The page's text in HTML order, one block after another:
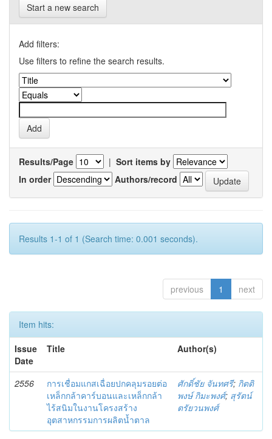
Start a new search
Add filters:
Use filters to refine the search results.
Results/Page | Sort items by
In order
Authors/record
Results 1-1 of 1 (Search time: 0.001 seconds).
previous 1 next
Item hits:
Issue
Date
Title Author(s)
2556
การเชื่อมแกสเฉื่อยปกคลุมรอยต่อ
เหล็กกล้าคาร์บอนและเหล็กกล้า
ไร้สนิมในงานโครงสร้าง
อุตสาหกรรมการผลิตน้ำตาล
ศักดิ์ชัย จันทศรี; กิตติ
พงษ์ กิมะพงศ์; สุรัตน์
ตรัยวนพงศ์